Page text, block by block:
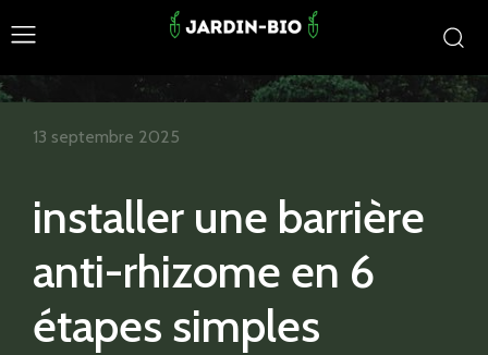
installer une barrière
anti-rhizome en 6
étapes simples
13 septembre 2025